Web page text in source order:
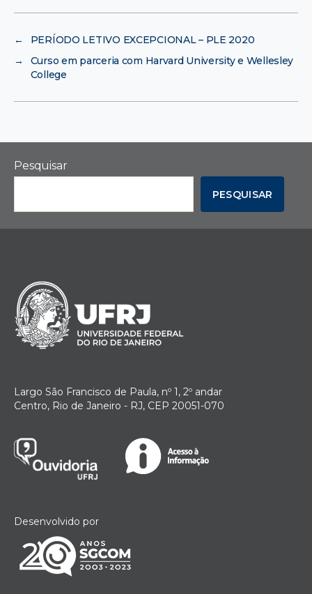
←
PERÍODO LETIVO EXCEPCIONAL – PLE 2020
→
Curso em parceria com Harvard University e Wellesley
College
Pesquisar
PESQUISAR
Largo São Francisco de Paula, nº 1, 2º andar
Centro, Rio de Janeiro - RJ, CEP 20051-070
Desenvolvido por